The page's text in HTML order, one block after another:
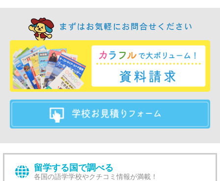
留学する国で調べる
各国の語学学校やクチコミ情報が満載！